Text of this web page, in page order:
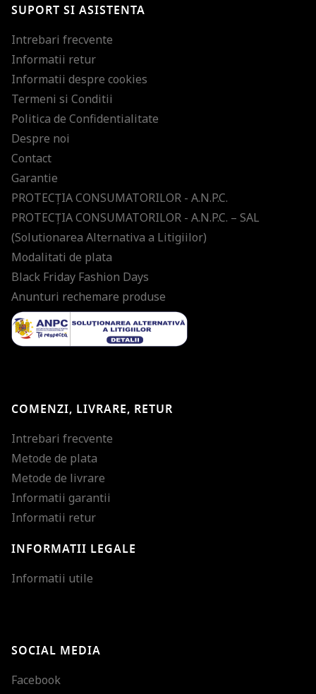
SUPORT SI ASISTENTA
Intrebari frecvente
Informatii retur
Informatii despre cookies
Termeni si Conditii
Politica de Confidentialitate
Despre noi
Contact
Garantie
PROTECŢIA CONSUMATORILOR - A.N.P.C.
PROTECŢIA CONSUMATORILOR - A.N.P.C. – SAL
(Solutionarea Alternativa a Litigiilor)
Modalitati de plata
Black Friday Fashion Days
Anunturi rechemare produse
COMENZI, LIVRARE, RETUR
Intrebari frecvente
Metode de plata
Metode de livrare
Informatii garantii
Informatii retur
INFORMATII LEGALE
Informatii utile
SOCIAL MEDIA
Facebook